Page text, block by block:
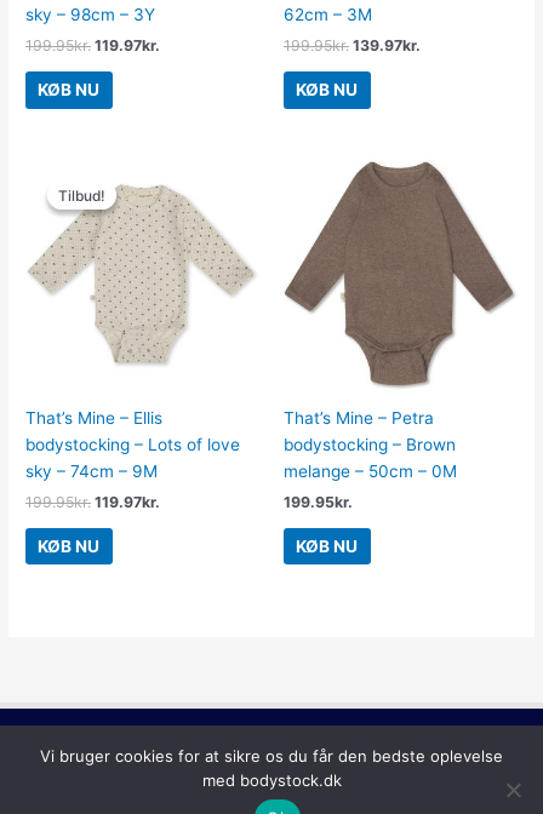
sky – 98cm – 3Y
199.95kr. 119.97kr.
KØB NU
62cm – 3M
199.95kr. 139.97kr.
KØB NU
Tilbud!
Tilbud!
That’s Mine – Ellis
bodystocking – Lots of love
sky – 74cm – 9M
199.95kr.
oprindelige
pris
var:
199.95kr..
119.97kr.
aktuelle
pris
er:
119.97kr..
KØB NU
That’s Mine – Petra
bodystocking – Brown
melange – 50cm – 0M
199.95kr.
KØB NU
Copyright © 2026 Bodystock
Vi bruger cookies for at sikre os du får den bedste oplevelse
med bodystock.dk